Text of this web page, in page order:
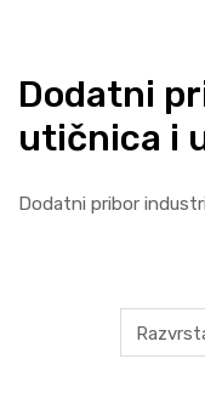
Dodatni
utičnica i
Dodatni pribor